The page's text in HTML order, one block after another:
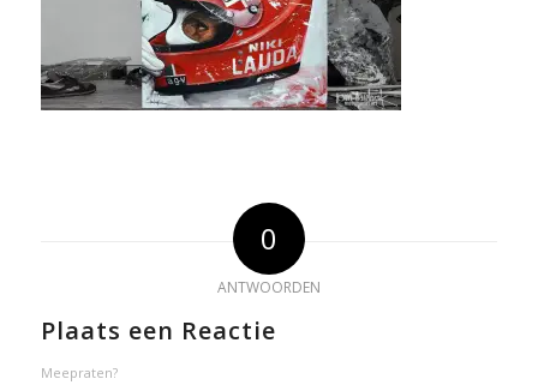
0
ANTWOORDEN
Plaats een Reactie
Meepraten?